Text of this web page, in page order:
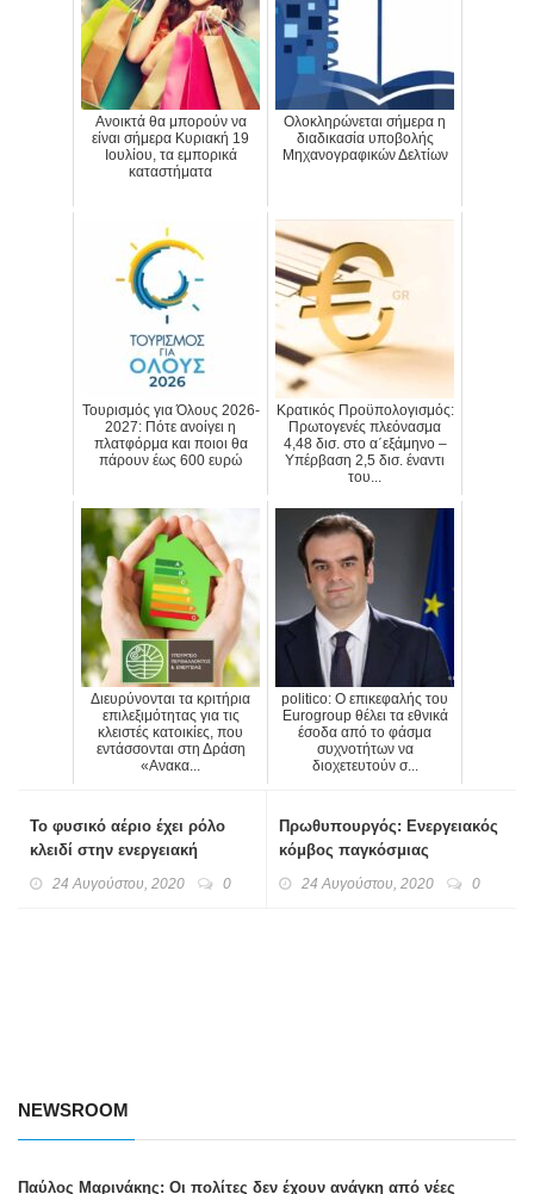
Ανοικτά θα μπορούν να
είναι σήμερα Κυριακή 19
Ιουλίου, τα εμπορικά
καταστήματα
Ολοκληρώνεται σήμερα η
διαδικασία υποβολής
Μηχανογραφικών Δελτίων
Τουρισμός για Όλους 2026-
2027: Πότε ανοίγει η
πλατφόρμα και ποιοι θα
πάρουν έως 600 ευρώ
Κρατικός Προϋπολογισμός:
Πρωτογενές πλεόνασμα
4,48 δισ. στο α΄εξάμηνο –
Υπέρβαση 2,5 δισ. έναντι
του...
Διευρύνονται τα κριτήρια
επιλεξιμότητας για τις
κλειστές κατοικίες, που
εντάσσονται στη Δράση
«Ανακα...
politico: Ο επικεφαλής του
Eurogroup θέλει τα εθνικά
έσοδα από το φάσμα
συχνοτήτων να
διοχετευτούν σ...
Το φυσικό αέριο έχει ρόλο
κλειδί στην ενεργειακή
μετάβαση
24 Αυγούστου, 2020 0
Πρωθυπουργός: Ενεργειακός
κόμβος παγκόσμιας
εμβέλειας το λιμάνι της
24 Αυγούστου, 2020 0
NEWSROOM
Παύλος Μαρινάκης: Οι πολίτες δεν έχουν ανάγκη από νέες